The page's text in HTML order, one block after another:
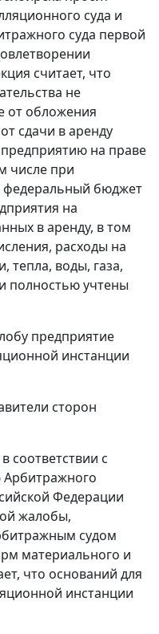
суда и
суда первой
считает, что
не
от обложения
сдачи в аренду
на праве
числе при
федеральный бюджет
на
в аренду, в том
расходы на
тепла, воды, газа,
полностью учтены
предприятие
инстанции
сторон
соответствии с
Арбитражного
Федерации
жалобы,
судом
материального и
что оснований для
инстанции